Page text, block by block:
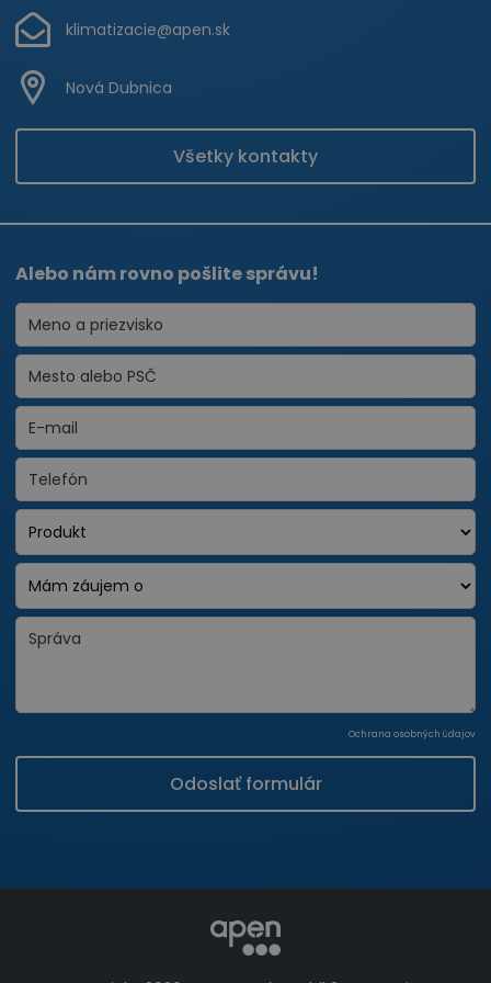
klimatizacie@apen.sk
Nová Dubnica
Všetky kontakty
Alebo nám rovno pošlite správu!
Ochrana osobných údajov
Odoslať formulár